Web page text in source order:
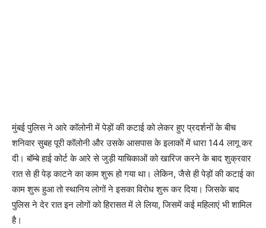
मुंबई पुलिस ने आरे कॉलोनी में पेड़ों की कटाई को लेकर हुए प्रदर्शनों के बीच
शनिवार सुबह पूरी कॉलोनी और उसके आसपास के इलाकों में धारा 144 लागू कर
दी। बॉम्बे हाई कोर्ट के आरे से जुड़ी याचिकाओं को खारिज करने के बाद शुक्रवार
रात से ही पेड़ काटने का काम शुरू हो गया था। लेकिन, जैसे ही पेड़ों की कटाई का
काम शुरू हुआ तो स्थानिय लोगों ने इसका विरोध शुरू कर दिया। जिसके बाद
पुलिस ने देर रात इन लोगों को हिरासत में ले लिया, जिसमें कई महिलाएं भी शामिल
है।